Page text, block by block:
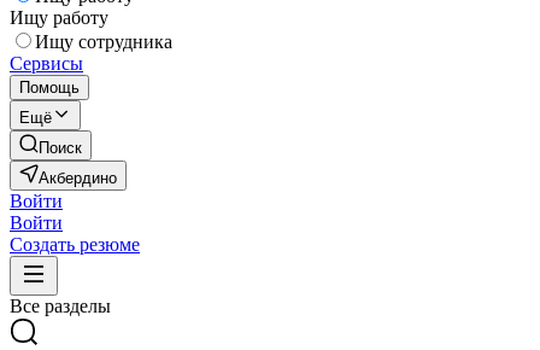
Ищу работу
Ищу сотрудника
Сервисы
Помощь
Ещё
Поиск
Акбердино
Войти
Войти
Создать резюме
Все разделы